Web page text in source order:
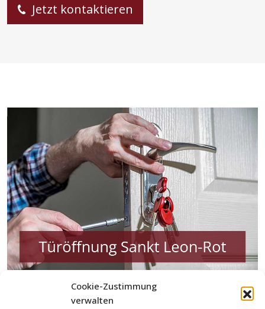
Cookie-Zustimmung
verwalten
Jetzt kontaktieren
Welche Aufgaben erledigen die Kooperationspartner